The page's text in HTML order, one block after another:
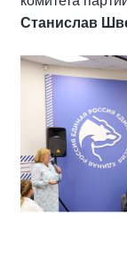
Станислав